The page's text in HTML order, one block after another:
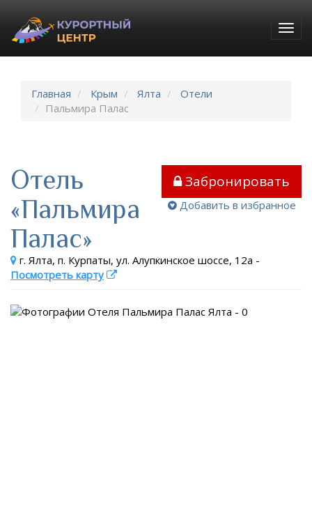
Главная Крым Ялта
Отели
Пальмира Палас
Забронировать
Добавить в избранное
Отель
«Пальмира
Палас»
г. Ялта, п. Курпаты, ул. Алупкинское шоссе, 12а -
Посмотреть карту